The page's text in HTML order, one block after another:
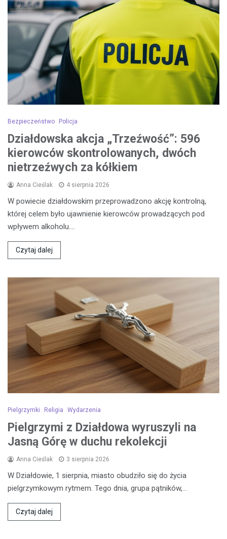
Bezpieczeństwo Policja
Działdowska akcja „Trzeźwość”: 596
kierowców skontrolowanych, dwóch
nietrzeźwych za kółkiem
Anna Cieślak 4 sierpnia 2026
W powiecie działdowskim przeprowadzono akcję kontrolną,
której celem było ujawnienie kierowców prowadzących pod
wpływem alkoholu.…
Czytaj dalej
Pielgrzymki Religia Wydarzenia
Pielgrzymi z Działdowa wyruszyli na
Jasną Górę w duchu rekolekcji
Anna Cieślak 3 sierpnia 2026
W Działdowie, 1 sierpnia, miasto obudziło się do życia
pielgrzymkowym rytmem. Tego dnia, grupa pątników,…
Czytaj dalej